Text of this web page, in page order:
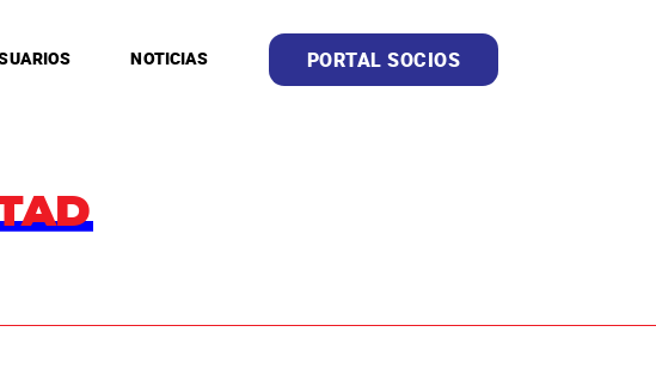
NOTICIAS PORTAL SOCIOS